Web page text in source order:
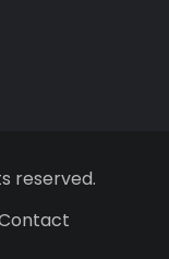
reserved.